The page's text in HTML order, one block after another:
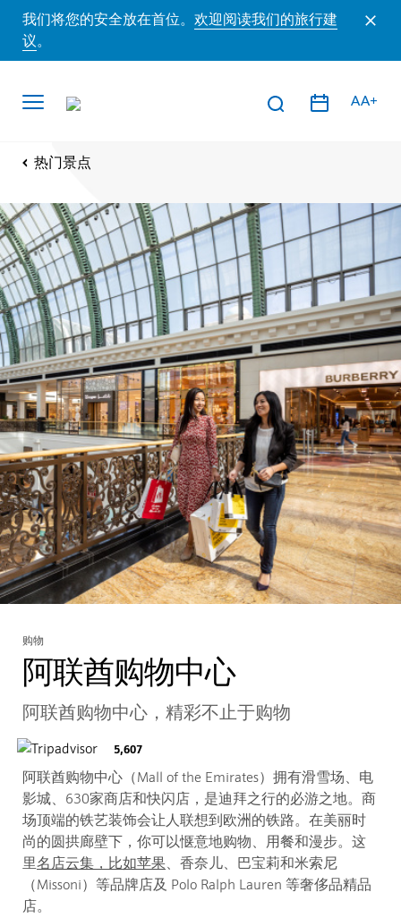
我们将您的安全放在首位。 欢迎阅读我们的旅行建
议。
AA+
热门景点
购物
阿联酋购物中心
阿联酋购物中心，精彩不止于购物
5,607
阿联酋购物中心（Mall of the Emirates）拥有滑雪场、电
影城、630家商店和快闪店，是迪拜之行的必游之地。商
场顶端的铁艺装饰会让人联想到欧洲的铁路。在美丽时
尚的圆拱廊壁下，你可以惬意地购物、用餐和漫步。这
里名店云集，比如苹果、香奈儿、巴宝莉和米索尼
（Missoni）等品牌店及 Polo Ralph Lauren 等奢侈品精品
店。